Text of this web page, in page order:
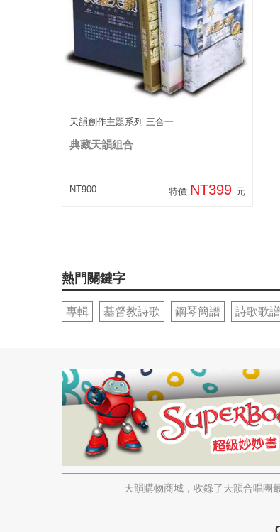
天韻創作主題系列 三合一
典藏天韻組合
NT900 特價 NT399 元
熱門關鍵字
專輯 基督教詩歌 鋼琴簡譜 詩歌歌譜
天韻購物商城，收錄了天韻合唱團